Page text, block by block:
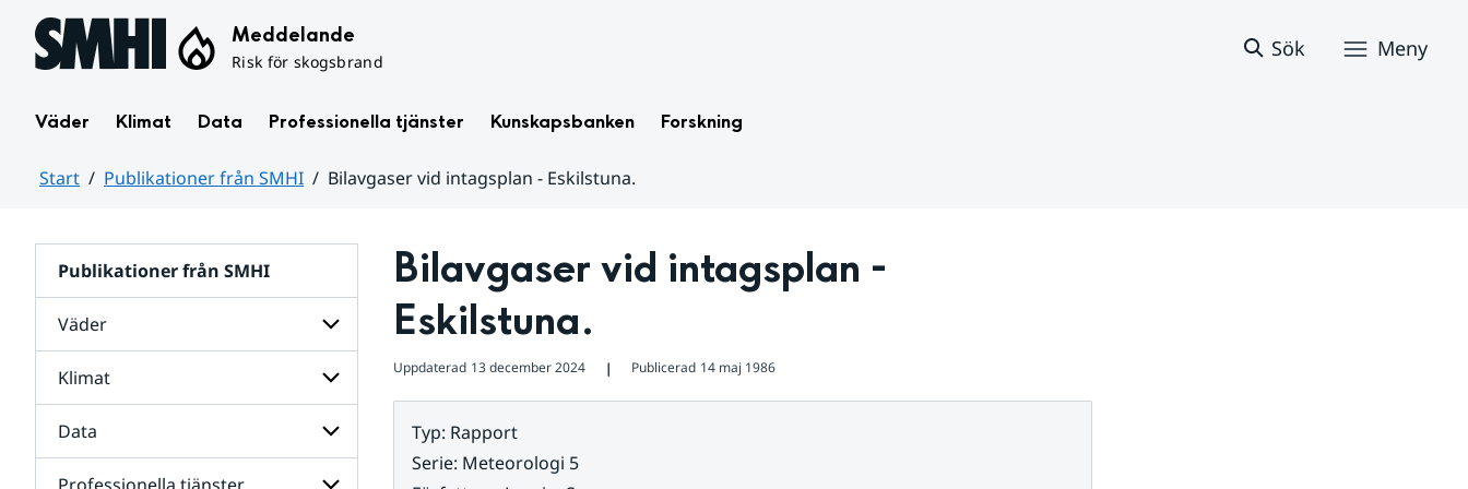
Hoppa till sidans innehåll Meddelande
Risk för skogsbrand
Sök Meny
Väder Klimat Data Professionella tjänster Kunskapsbanken Forskning
Start Publikationer från SMHI
Bilavgaser vid intagsplan - Eskilstuna.
Publikationer från SMHI
Väder
Undersidor
för
Väder
Klimat
Undersidor
för
Klimat
Data
Bilavgaser vid intagsplan -
Eskilstuna.
Uppdaterad 13 december 2024 ❘ Publicerad 14 maj 1986
Typ: Rapport
Serie: Meteorologi 5